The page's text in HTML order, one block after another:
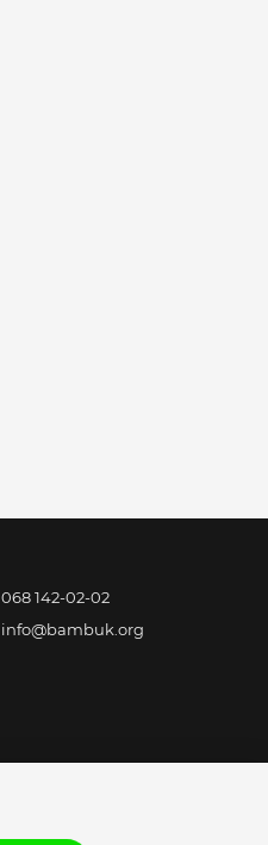
068 142-02-02
info@bambuk.org